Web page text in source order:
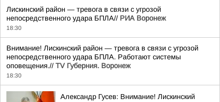
Лискинский район — тревога в связи с угрозой
непосредственного удара БПЛА// РИА Воронеж
18:30
Внимание! Лискинский район — тревога в связи с угрозой
непосредственного удара БПЛА. Работают системы
оповещения.// TV Губерния. Воронеж
18:30
Александр Гусев: Внимание! Лискинский